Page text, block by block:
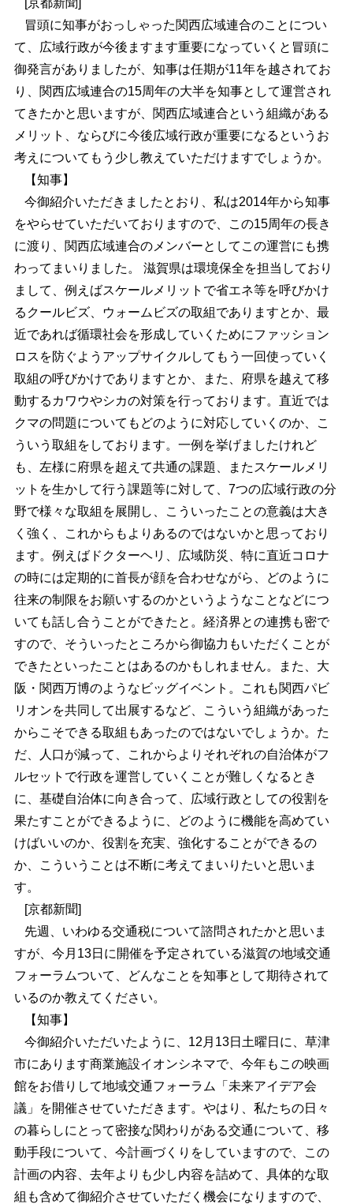
[京都新聞]
冒頭に知事がおっしゃった関西広域連合のことについ
て、広域行政が今後ますます重要になっていくと冒頭に
御発言がありましたが、知事は任期が11年を越されてお
り、関西広域連合の15周年の大半を知事として運営され
てきたかと思いますが、関西広域連合という組織がある
メリット、ならびに今後広域行政が重要になるというお
考えについてもう少し教えていただけますでしょうか。
【知事】
今御紹介いただきましたとおり、私は2014年から知事
をやらせていただいておりますので、この15周年の長き
に渡り、関西広域連合のメンバーとしてこの運営にも携
わってまいりました。 滋賀県は環境保全を担当しており
まして、例えばスケールメリットで省エネ等を呼びかけ
るクールビズ、ウォームビズの取組でありますとか、最
近であれば循環社会を形成していくためにファッション
ロスを防ぐようアップサイクルしてもう一回使っていく
取組の呼びかけでありますとか、また、府県を越えて移
動するカワウやシカの対策を行っております。直近では
クマの問題についてもどのように対応していくのか、こ
ういう取組をしております。一例を挙げましたけれど
も、左様に府県を超えて共通の課題、またスケールメリ
ットを生かして行う課題等に対して、7つの広域行政の分
野で様々な取組を展開し、こういったことの意義は大き
く強く、これからもよりあるのではないかと思っており
ます。例えばドクターヘリ、広域防災、特に直近コロナ
の時には定期的に首長が顔を合わせながら、どのように
往来の制限をお願いするのかというようなことなどにつ
いても話し合うことができたと。経済界との連携も密で
すので、そういったところから御協力もいただくことが
できたといったことはあるのかもしれません。また、大
阪・関西万博のようなビッグイベント。これも関西パビ
リオンを共同して出展するなど、こういう組織があった
からこそできる取組もあったのではないでしょうか。た
だ、人口が減って、これからよりそれぞれの自治体がフ
ルセットで行政を運営していくことが難しくなるとき
に、基礎自治体に向き合って、広域行政としての役割を
果たすことができるように、どのように機能を高めてい
けばいいのか、役割を充実、強化することができるの
か、こういうことは不断に考えてまいりたいと思いま
す。
[京都新聞]
先週、いわゆる交通税について諮問されたかと思いま
すが、今月13日に開催を予定されている滋賀の地域交通
フォーラムついて、どんなことを知事として期待されて
いるのか教えてください。
【知事】
今御紹介いただいたように、12月13日土曜日に、草津
市にあります商業施設イオンシネマで、今年もこの映画
館をお借りして地域交通フォーラム「未来アイデア会
議」を開催させていただきます。やはり、私たちの日々
の暮らしにとって密接な関わりがある交通について、移
動手段について、今計画づくりをしていますので、この
計画の内容、去年よりも少し内容を詰めて、具体的な取
組も含めて御紹介させていただく機会になりますので、